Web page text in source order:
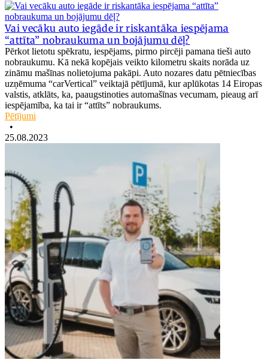
Vai vecāku auto iegāde ir riskantāka iespējama
“attīta” nobraukuma un bojājumu dēļ?
Pērkot lietotu spēkratu, iespējams, pirmo pircēji pamana tieši auto
nobraukumu. Kā nekā kopējais veikto kilometru skaits norāda uz
zināmu mašīnas nolietojuma pakāpi. Auto nozares datu pētniecības
uzņēmuma “carVertical” veiktajā pētījumā, kur aplūkotas 14 Eiropas
valstis, atklāts, ka, paaugstinoties automašīnas vecumam, pieaug arī
iespējamība, ka tai ir “attīts” nobraukums.
Pētījumi
•
25.08.2023